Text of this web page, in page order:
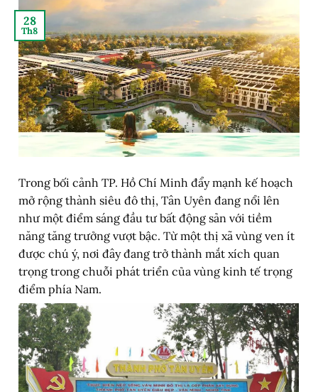
28
Th8
Trong bối cảnh TP. Hồ Chí Minh đẩy mạnh kế hoạch
mở rộng thành siêu đô thị, Tân Uyên đang nổi lên
như một điểm sáng đầu tư bất động sản với tiềm
năng tăng trưởng vượt bậc. Từ một thị xã vùng ven ít
được chú ý, nơi đây đang trở thành mắt xích quan
trọng trong chuỗi phát triển của vùng kinh tế trọng
điểm phía Nam.